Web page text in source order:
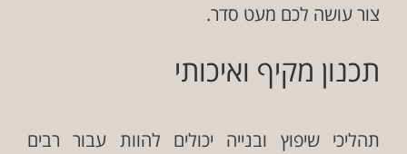
צור עושה לכם מעט סדר.
תכנון מקיף ואיכותי
תהליכי שיפוץ ובנייה יכולים להוות עבור רבים